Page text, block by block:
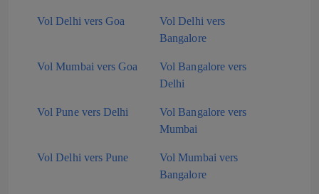
Vol Delhi vers Goa
Vol Delhi vers
Bangalore
Vol Mumbai vers Goa
Vol Bangalore vers
Delhi
Vol Pune vers Delhi
Vol Bangalore vers
Mumbai
Vol Delhi vers Pune
Vol Mumbai vers
Bangalore